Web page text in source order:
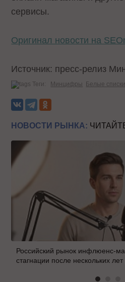
сервисы.
Оригинал новости на
Источник: пресс-релиз
Теги: Минцифры Белые списки
НОВОСТИ РЫНКА:
Российский рынок инфлюенс-
стагнации после нескольких лет